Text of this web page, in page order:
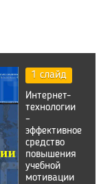
1 слайд
Интернет-
технологии
–
эффективное
средство
повышения
учебной
мотивации